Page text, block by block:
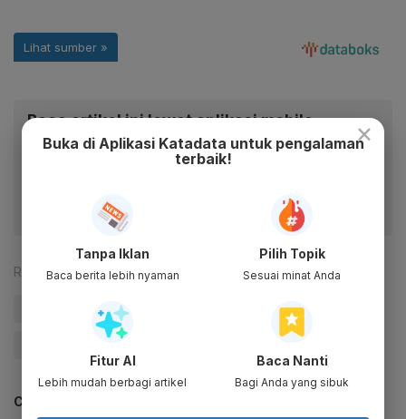
Baca artikel ini lewat aplikasi mobile.
Dapatkan pengalaman membaca lebih nyaman dan nikmati
fitur menarik lainnya lewat aplikasi mobile Katadata.
Reporter: Antara
#Otomotif #penjualan mobil
CEK JUGA DATA INI
×
Buka di Aplikasi Katadata untuk pengalaman
terbaik!
Tanpa Iklan
Baca berita lebih nyaman
Pilih Topik
Sesuai minat Anda
Fitur AI
Lebih mudah berbagi artikel
Baca Nanti
Bagi Anda yang sibuk